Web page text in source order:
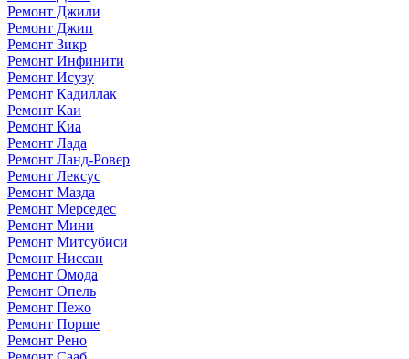
Ремонт Джили
Ремонт Джип
Ремонт Зикр
Ремонт Инфинити
Ремонт Исузу
Ремонт Кадиллак
Ремонт Каи
Ремонт Киа
Ремонт Лада
Ремонт Ланд-Ровер
Ремонт Лексус
Ремонт Мазда
Ремонт Мерседес
Ремонт Мини
Ремонт Митсубиси
Ремонт Ниссан
Ремонт Омода
Ремонт Опель
Ремонт Пежо
Ремонт Порше
Ремонт Рено